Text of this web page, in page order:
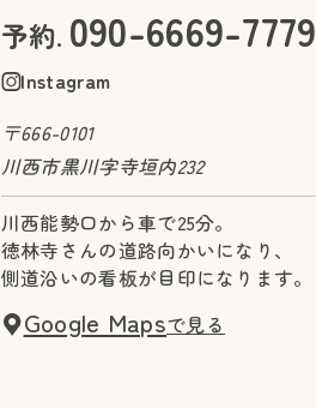
予約. 090-6669-7779
Instagram
〒666-0101
川西市黒川字寺垣内232
川西能勢口から車で25分。
徳林寺さんの道路向かいになり、
側道沿いの看板が目印になります。
Google Mapsで見る